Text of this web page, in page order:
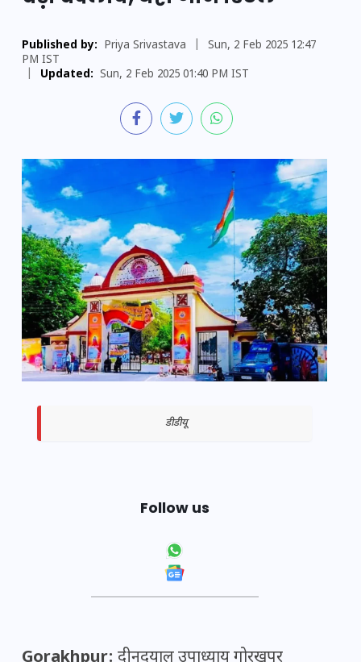
Published by: Priya Srivastava
Sun, 2 Feb 2025 12:47
PM IST
Updated: Sun, 2 Feb 2025 01:40 PM IST
डीडीयू
Follow us